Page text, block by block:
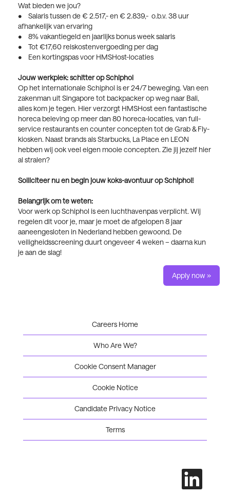
Wat bieden we jou?
• Salaris tussen de € 2.517,- en € 2.839,- o.b.v. 38 uur
afhankelijk van ervaring
• 8% vakantiegeld en jaarlijks bonus week salaris
• Tot €17,60 reiskostenvergoeding per dag
• Een kortingspas voor HMSHost-locaties
Jouw werkplek: schitter op Schiphol
Op het internationale Schiphol is er 24/7 beweging. Van een
zakenman uit Singapore tot backpacker op weg naar Bali,
alles kom je tegen. Hier verzorgt HMSHost een fantastische
horeca beleving op meer dan 80 horeca-locaties, van full-
service restaurants en counter concepten tot de Grab & Fly-
kiosken. Naast brands als Starbucks, La Place en LEON
hebben wij ook veel eigen mooie concepten. Zie jij jezelf hier
al stralen?
Solliciteer nu en begin jouw koks-avontuur op Schiphol!
Belangrijk om te weten:
Voor werk op Schiphol is een luchthavenpas verplicht. Wij
regelen dit voor je, maar je moet de afgelopen 8 jaar
aaneengesloten in Nederland hebben gewoond. De
veiligheidsscreening duurt ongeveer 4 weken – daarna kun
je aan de slag!
Apply now »
Careers Home
Who Are We?
Cookie Consent Manager
Cookie Notice
Candidate Privacy Notice
Terms
O
n